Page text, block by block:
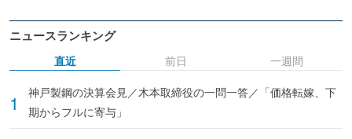
ニュースランキング
直近
神戸製鋼の決算会見／木本取締役の一問一答／「価格転嫁、下
期からフルに寄与」
前日 一週間